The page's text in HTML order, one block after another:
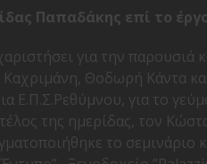
Παπαδάκης επί το
για την παρουσιά
Καχριμάνη, Θοδωρή Κάντα
Ε.Π.Σ.Ρεθύμνου, για το
της ημερίδας, τον
το σεμινάριο